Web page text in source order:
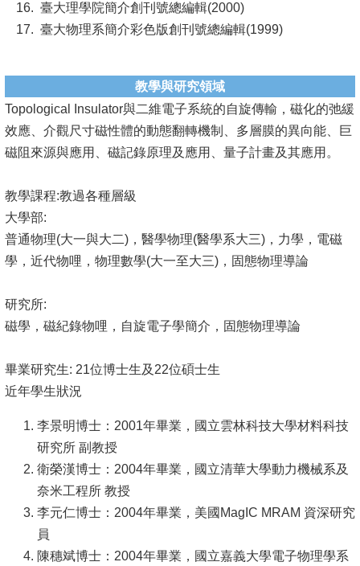
臺大理學院簡介創刊號總編輯(2000)
臺大物理系簡介彩色版創刊號總編輯(1999)
教學與研究領域
Topological Insulator與二維電子系統的自旋傳輸，磁化的弛緩
效應、介觀尺寸磁性體的動態翻轉機制、多層膜的異向能、巨
磁阻來源與應用、磁記錄原理及應用、量子計畫及其應用。
教學課程:教過各種層級
大學部:
普通物理(大一與大二)，醫學物理(醫學系大三)，力學，電磁
學，近代物哩，物理數學(大一至大三)，固態物理導論
研究所:
磁學，磁紀錄物哩，自旋電子學簡介，固態物理導論
畢業研究生: 21位博士生及22位碩士生
近年學生狀況
李景明博士：2001年畢業，國立雲林科技大學材料科技
研究所 副教授
衛榮漢博士：2004年畢業，國立清華大學動力機械系及
奈米工程所 教授
李元仁博士：2004年畢業，美國MagIC MRAM 資深研究
員
陳穗斌博士：2004年畢業，國立嘉義大學電子物理學系